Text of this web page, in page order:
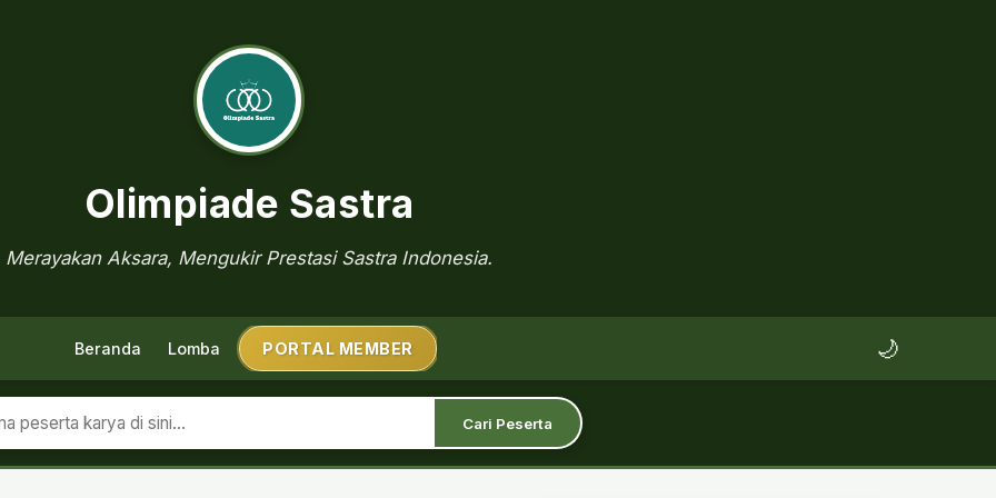
Olimpiade Sastra
Merayakan Aksara, Mengukir Prestasi Sastra Indonesia.
Beranda Lomba PORTAL MEMBER 🌙
Cari Peserta